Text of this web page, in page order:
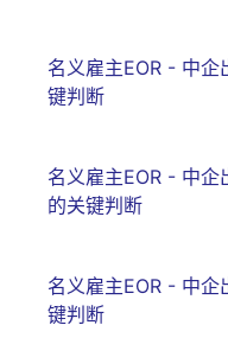
名义雇主EOR - 中企
键判断
名义雇主EOR - 中企
的关键判断
名义雇主EOR - 中企
键判断